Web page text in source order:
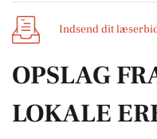
Indsend dit
OPSLAG
LOKALE